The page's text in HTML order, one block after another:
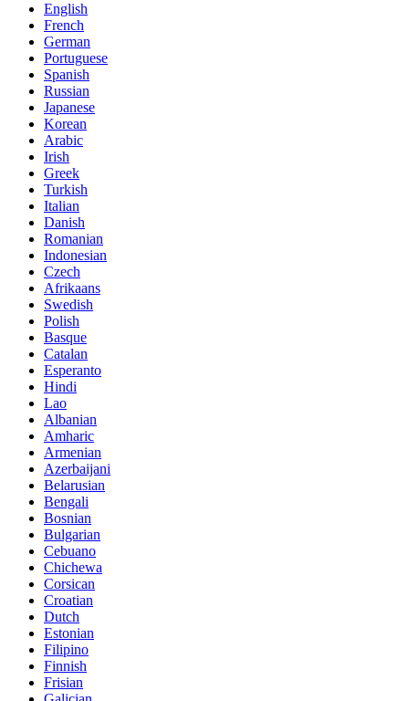
English
French
German
Portuguese
Spanish
Russian
Japanese
Korean
Arabic
Irish
Greek
Turkish
Italian
Danish
Romanian
Indonesian
Czech
Afrikaans
Swedish
Polish
Basque
Catalan
Esperanto
Hindi
Lao
Albanian
Amharic
Armenian
Azerbaijani
Belarusian
Bengali
Bosnian
Bulgarian
Cebuano
Chichewa
Corsican
Croatian
Dutch
Estonian
Filipino
Finnish
Frisian